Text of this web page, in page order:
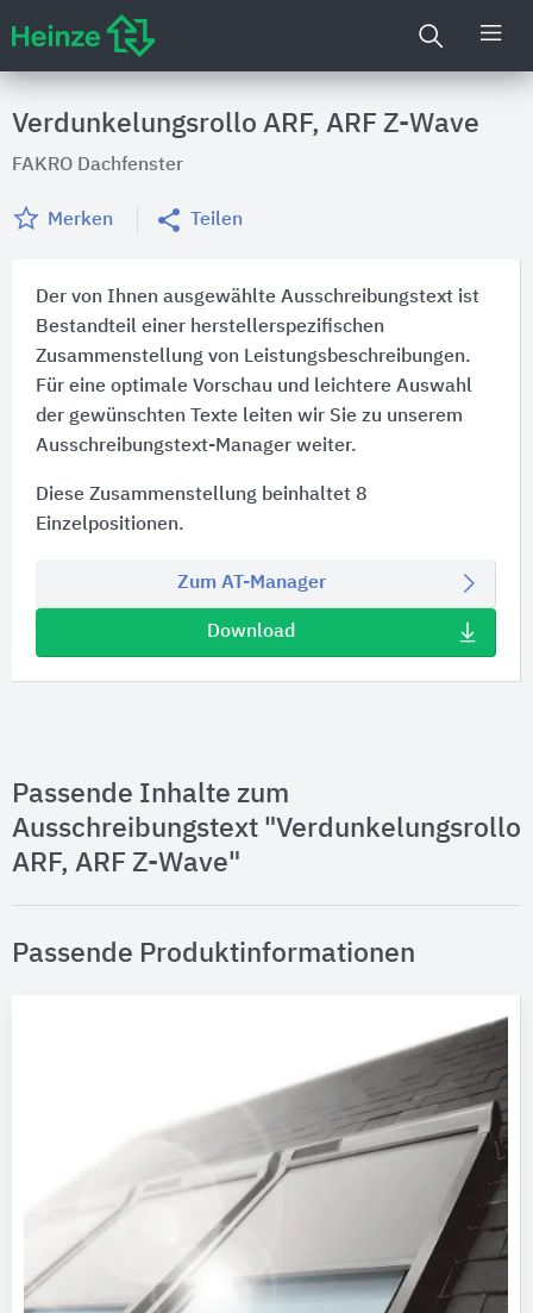
Verdunkelungsrollo ARF, ARF Z-Wave
FAKRO Dachfenster
Merken Teilen
Der von Ihnen ausgewählte Ausschreibungstext ist
Bestandteil einer herstellerspezifischen
Zusammenstellung von Leistungsbeschreibungen.
Für eine optimale Vorschau und leichtere Auswahl
der gewünschten Texte leiten wir Sie zu unserem
Ausschreibungstext-Manager weiter.
Diese Zusammenstellung beinhaltet 8
Einzelpositionen.
Zum AT-Manager
Download
Passende Inhalte zum
Ausschreibungstext "Verdunkelungsrollo
ARF, ARF Z-Wave"
Passende Produktinformationen